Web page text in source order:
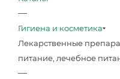
—
Гигиена и косметика
Лекарственные
питание, лечебное
—